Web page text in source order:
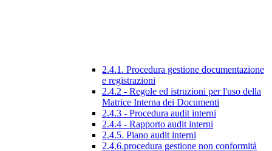
2.4.1. Procedura gestione documentazione
e registrazioni
2.4.2 - Regole ed istruzioni per l'uso della
Matrice Interna dei Documenti
2.4.3 - Procedura audit interni
2.4.4 - Rapporto audit interni
2.4.5. Piano audit interni
2.4.6.procedura gestione non conformità